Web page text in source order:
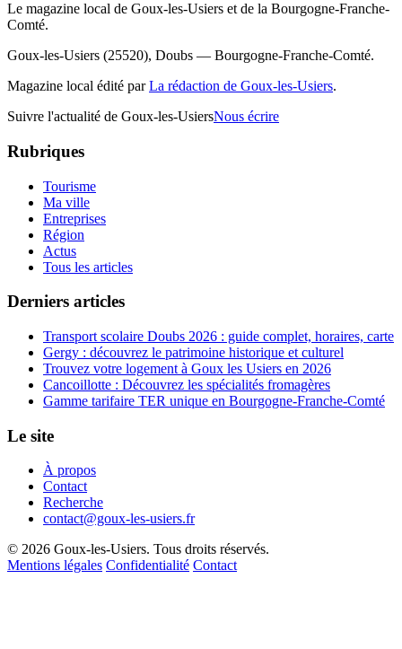
Le magazine local de Goux-les-Usiers et de la Bourgogne-Franche-
Comté.
Goux-les-Usiers (25520), Doubs — Bourgogne-Franche-Comté.
Magazine local édité parLa rédaction de Goux-les-Usiers.
Suivre l'actualité de Goux-les-UsiersNous écrire
Rubriques
Tourisme
Ma ville
Entreprises
Région
Actus
Tous les articles
Derniers articles
Transport scolaire Doubs 2026 : guide complet, horaires, carte
Gergy : découvrez le patrimoine historique et culturel
Trouvez votre logement à Goux les Usiers en 2026
Cancoillotte : Découvrez les spécialités fromagères
Gamme tarifaire TER unique en Bourgogne-Franche-Comté
Le site
À propos
Contact
Recherche
contact@goux-les-usiers.fr
© 2026 Goux-les-Usiers. Tous droits réservés.
Mentions légales Confidentialité Contact